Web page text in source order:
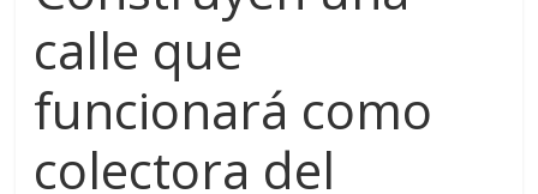
a
q
u
calle que
funcionará como
colectora del